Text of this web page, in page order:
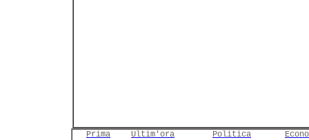
Prima Ultim'ora Politica